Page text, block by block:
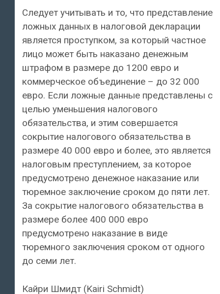
Следует учитывать и то, что представление
ложных данных в налоговой декларации
является проступком, за который частное
лицо может быть наказано денежным
штрафом в размере до 1200 евро и
коммерческое объединение – до 32 000
евро. Если ложные данные представлены с
целью уменьшения налогового
обязательства, и этим совершается
сокрытие налогового обязательства в
размере 40 000 евро и более, это является
налоговым преступлением, за которое
предусмотрено денежное наказание или
тюремное заключение сроком до пяти лет.
За сокрытие налогового обязательства в
размере более 400 000 евро
предусмотрено наказание в виде
тюремного заключения сроком от одного
до семи лет.
Кайри Шмидт (Kairi Schmidt)